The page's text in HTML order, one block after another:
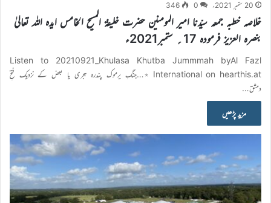
20 ستمبر 2021ء 0
346
خلاصہ خطبہ جمعہ سیّدنا امیر المومنین حضرت خلیفۃ المسیح الخامس ایدہ اللہ تعالیٰ
بنصرہ العزیز فرمودہ 17؍ ستمبر2021ء
Listen to 20210921_Khulasa Khutba Jummmah byAl Fazl
International on hearthis.at ٭…جنگِ یرموک پندرہ ہجری یا بعض کے نزدیک فتحِ
دمشق…
مزید پڑھیں